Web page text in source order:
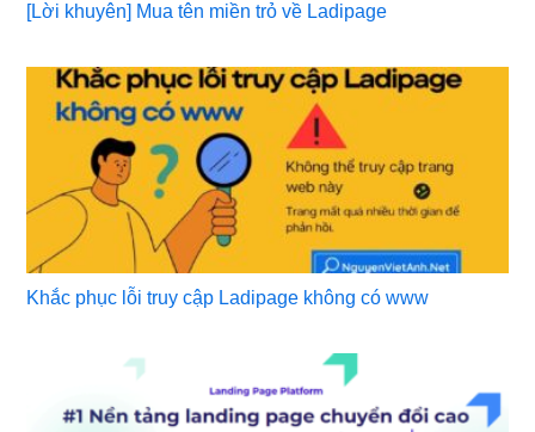
[Lời khuyên] Mua tên miền trỏ về Ladipage
Khắc phục lỗi truy cập Ladipage không có www